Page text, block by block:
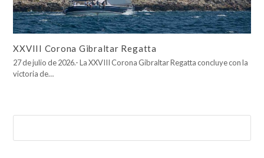
XXVIII Corona Gibraltar Regatta
27 de julio de 2026.- La XXVIII Corona Gibraltar Regatta concluye con la
victoria de…